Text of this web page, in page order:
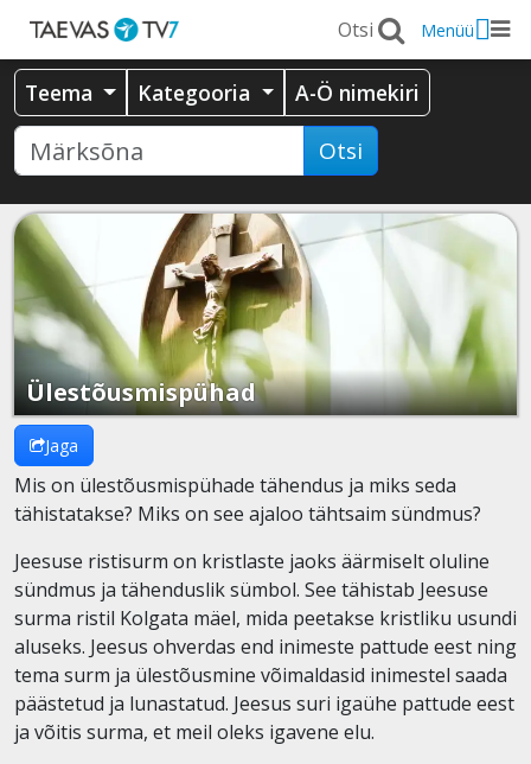
Menüü
Teema Kategooria A-Ö nimekiri
Otsi
Ülestõusmispühad
Jaga
Mis on ülestõusmispühade tähendus ja miks seda
tähistatakse? Miks on see ajaloo tähtsaim sündmus?
Jeesuse ristisurm on kristlaste jaoks äärmiselt oluline
sündmus ja tähenduslik sümbol. See tähistab Jeesuse
surma ristil Kolgata mäel, mida peetakse kristliku usundi
aluseks. Jeesus ohverdas end inimeste pattude eest ning
tema surm ja ülestõusmine võimaldasid inimestel saada
päästetud ja lunastatud. Jeesus suri igaühe pattude eest
ja võitis surma, et meil oleks igavene elu.